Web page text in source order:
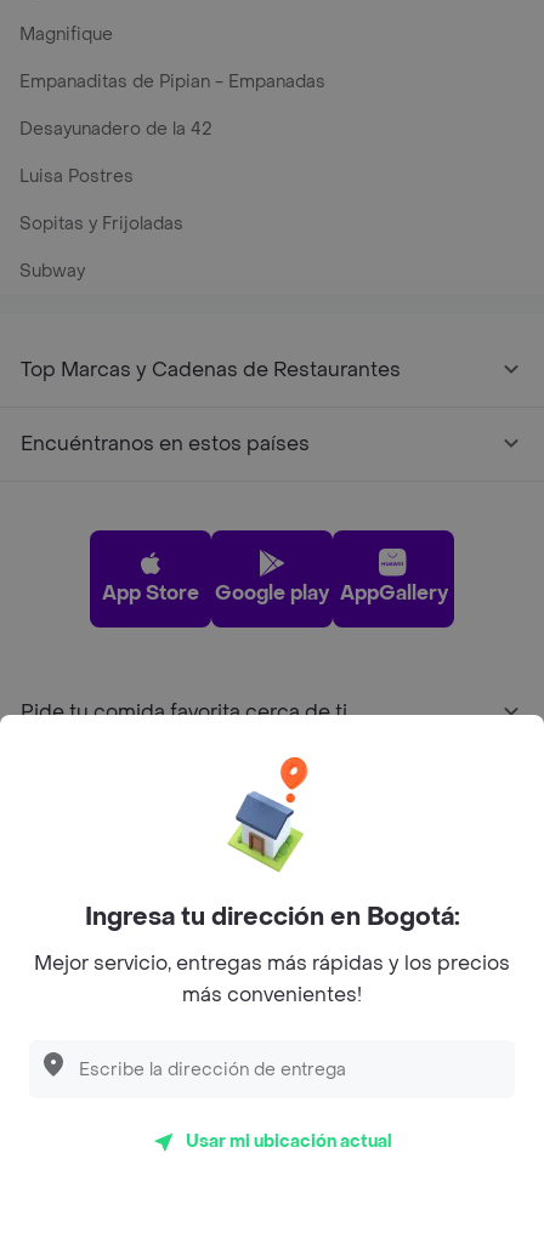
Magnifique
Empanaditas de Pipian - Empanadas
Desayunadero de la 42
Luisa Postres
Sopitas y Frijoladas
Subway
Top Marcas y Cadenas de Restaurantes
Encuéntranos en estos países
App Store Google play AppGallery
Pide tu comida favorita cerca de ti
Sobre Rappi
Facebook
Twitter
Instagram
©2026Rappi Inc. All rights reserved.
Ingresa tu dirección en Bogotá:
Mejor servicio, entregas más rápidas y los precios
más convenientes!
Usar mi ubicación actual